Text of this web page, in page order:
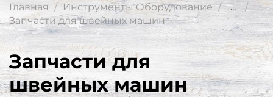
Главная Инструменты Оборудование
...
Запчасти для швейных машин
Запчасти для
швейных машин